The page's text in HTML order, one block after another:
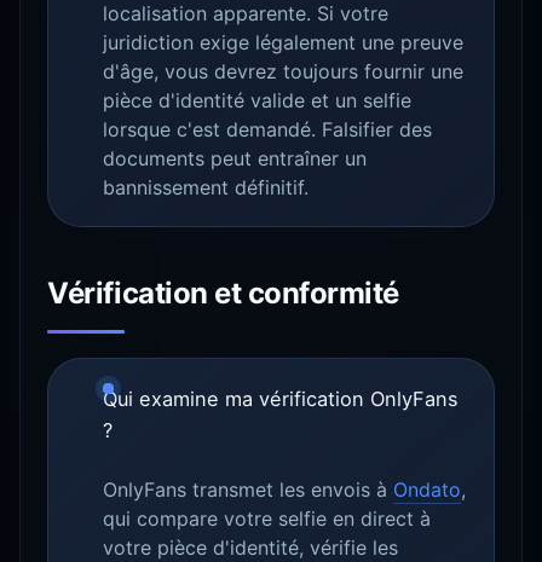
localisation apparente. Si votre
juridiction exige légalement une preuve
d'âge, vous devrez toujours fournir une
pièce d'identité valide et un selfie
lorsque c'est demandé. Falsifier des
documents peut entraîner un
bannissement définitif.
Vérification et conformité
Qui examine ma vérification OnlyFans
?
OnlyFans transmet les envois à Ondato,
qui compare votre selfie en direct à
votre pièce d'identité, vérifie les